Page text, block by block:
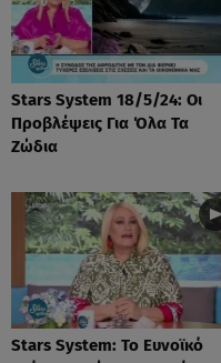
Stars System 18/5/24: Οι
Προβλέψεις Για Όλα Τα
Ζώδια
Stars System: Το Ευνοϊκό